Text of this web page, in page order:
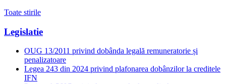
Toate stirile
Legislatie
OUG 13/2011 privind dobânda legală remuneratorie și
penalizatoare
Legea 243 din 2024 privind plafonarea dobânzilor la creditele
IFN